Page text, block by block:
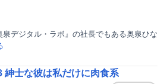
デジタル・ラボ』の社長でもある奥泉ひな
紳士な彼は私だけに肉食系